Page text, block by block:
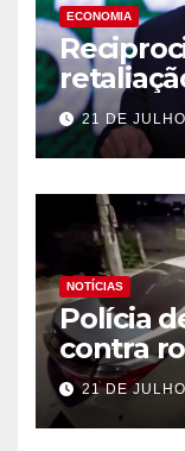
ECONOMIA
olho”,
21 DE
NOTÍCIAS
Polícia
contra
21 DE